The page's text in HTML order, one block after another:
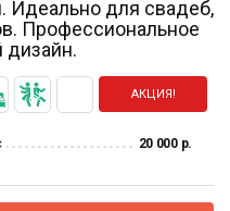
Идеально для свадеб,
Профессиональное
дизайн.
АКЦИЯ!
20 000 р.